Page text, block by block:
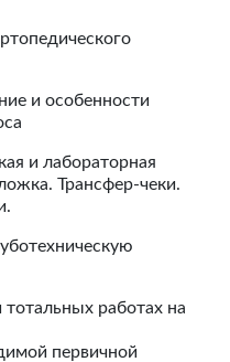
и особенности
и лабораторная
Трансфер-чеки.
работах на
первичной